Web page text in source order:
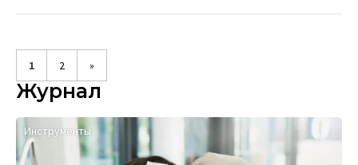
1 2 »
Журнал
Инструменты